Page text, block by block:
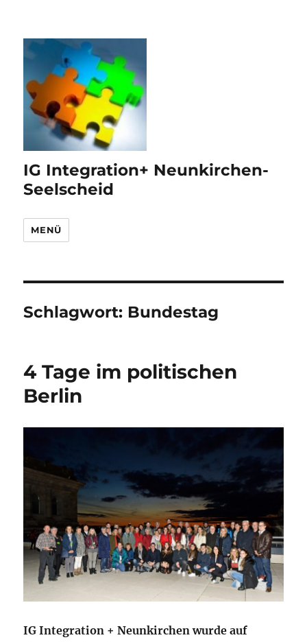
IG Integration+ Neunkirchen-
Seelscheid
MENÜ
Schlagwort: Bundestag
4 Tage im politischen
Berlin
IG Integration + Neunkirchen wurde auf